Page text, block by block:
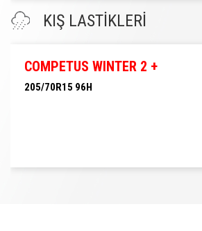
KIŞ LASTİKLERİ
COMPETUS WINTER 2 +
205/70R15 96H